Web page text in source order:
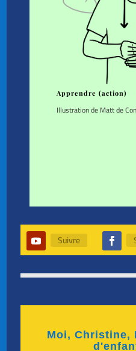
Apprendre (action)
Illustration de Matt de
Suivre
Moi, Christine,